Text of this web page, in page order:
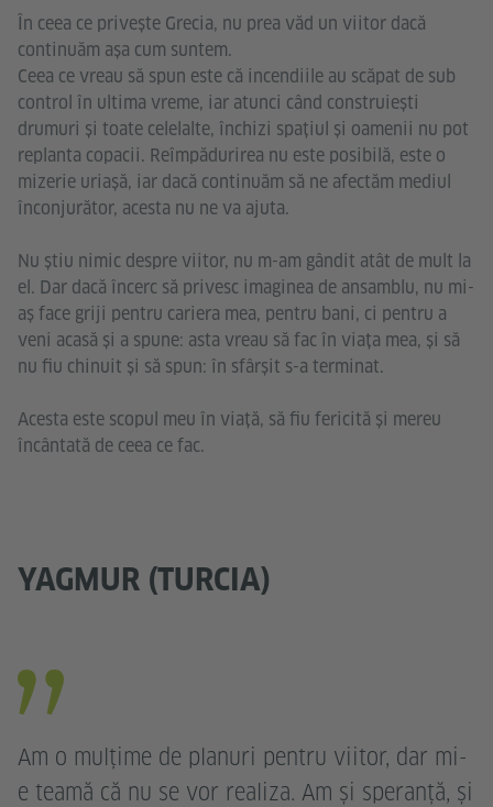
În ceea ce privește Grecia, nu prea văd un viitor dacă
continuăm așa cum suntem.
Ceea ce vreau să spun este că incendiile au scăpat de sub
control în ultima vreme, iar atunci când construiești
drumuri și toate celelalte, închizi spațiul și oamenii nu pot
replanta copacii. Reîmpădurirea nu este posibilă, este o
mizerie uriașă, iar dacă continuăm să ne afectăm mediul
înconjurător, acesta nu ne va ajuta.
Nu știu nimic despre viitor, nu m-am gândit atât de mult la
el. Dar dacă încerc să privesc imaginea de ansamblu, nu mi-
aș face griji pentru cariera mea, pentru bani, ci pentru a
veni acasă și a spune: asta vreau să fac în viața mea, și să
nu fiu chinuit și să spun: în sfârșit s-a terminat.
Acesta este scopul meu în viață, să fiu fericită și mereu
încântată de ceea ce fac.
YAGMUR (TURCIA)
Am o mulțime de planuri pentru viitor, dar mi-
e teamă că nu se vor realiza. Am și speranță, și